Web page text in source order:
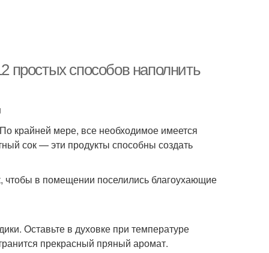
простых способов наполнить
крайней мере, все необходимое имеется
сок — эти продукты способны создать
чтобы в помещении поселились благоухающие
Оставьте в духовке при температуре
прекрасный пряный аромат.